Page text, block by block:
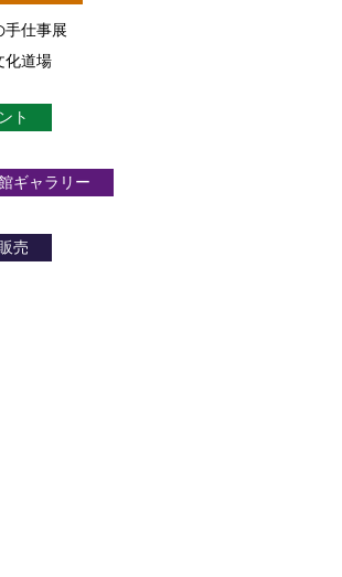
手仕事展
化道場
ト
ギャラリー
売